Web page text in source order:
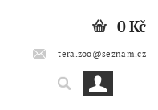
tera.zoo@seznam.cz
0 Kč